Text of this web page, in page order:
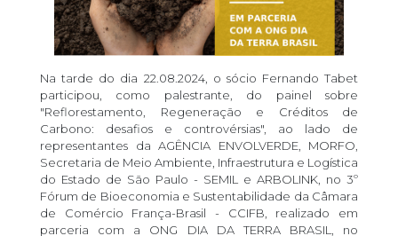
Na tarde do dia 22.08.2024, o sócio Fernando Tabet
participou, como palestrante, do painel sobre
"Reflorestamento, Regeneração e Créditos de
Carbono: desafios e controvérsias", ao lado de
representantes da AGÊNCIA ENVOLVERDE, MORFO,
Secretaria de Meio Ambiente, Infraestrutura e Logística
do Estado de São Paulo - SEMIL e ARBOLINK, no 3º
Fórum de Bioeconomia e Sustentabilidade da Câmara
de Comércio França-Brasil - CCIFB, realizado em
parceria com a ONG DIA DA TERRA BRASIL, no